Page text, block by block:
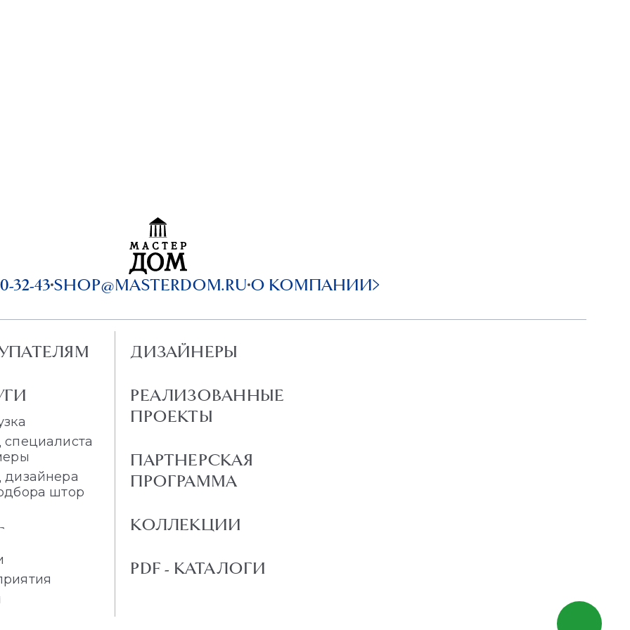
32-43SHOP@MASTERDOM.RUО КОМПАНИИ
дизайнера
штор
ДИЗАЙНЕРЫ
РЕАЛИЗОВАННЫЕ
ПРОЕКТЫ
ПАРТНЕРСКАЯ
ПРОГРАММА
КОЛЛЕКЦИИ
PDF - КАТАЛОГИ